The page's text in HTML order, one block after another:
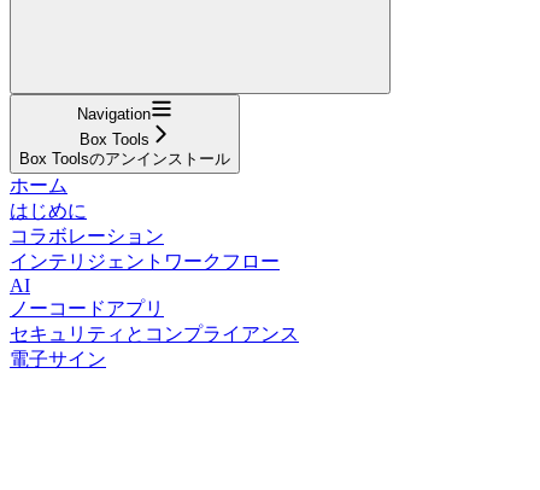
Navigation
Box Tools
Box Toolsのアンインストール
ホーム
はじめに
コラボレーション
インテリジェントワークフロー
AI
ノーコードアプリ
セキュリティとコンプライアンス
電子サイン